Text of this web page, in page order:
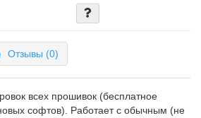
Отзывы (0)
всех прошивок (бесплатное
софтов). Работает с обычным (не